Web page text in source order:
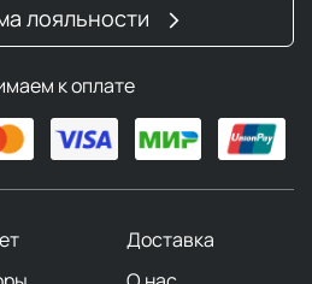
лояльности
к оплате
Доставка